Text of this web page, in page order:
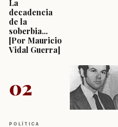
La
decadencia
de la
soberbia...
[Por Mauricio
Vidal Guerra]
02
POLÍTICA